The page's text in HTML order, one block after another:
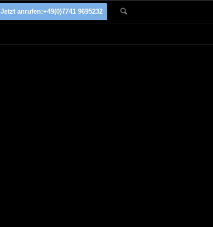
Jetzt anrufen:+49(0)7741 9695232